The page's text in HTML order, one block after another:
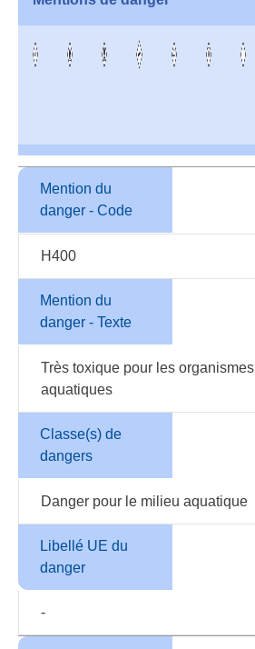
Mention du
danger - Code
H400
Mention du
danger - Texte
Très toxique pour les organismes
aquatiques
Classe(s) de
dangers
Danger pour le milieu aquatique
Libellé UE du
danger
-